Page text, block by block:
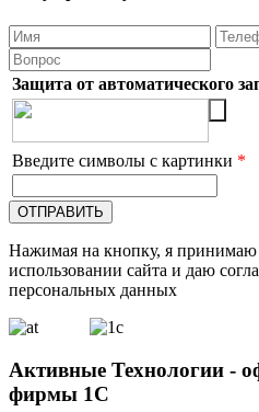
Защита от автоматического
Введите символы с картинки *
Нажимая на кнопку, я принимаю
использовании сайта и даю
персональных данных
Активные Технологии -
фирмы 1С